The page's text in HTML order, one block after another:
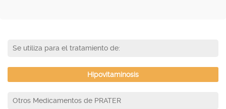
Se utiliza para el tratamiento de:
Hipovitaminosis
Otros Medicamentos de PRATER